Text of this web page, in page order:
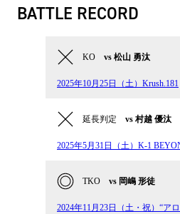
BATTLE RECORD
KO vs 松山 勇汰
2025年10月25日（土）Krush.181
延長判定 vs 村越 優汰
2025年5月31日（土）K-1
TKO vs 岡嶋 形徒
2024年11月23日（土・祝）“ア